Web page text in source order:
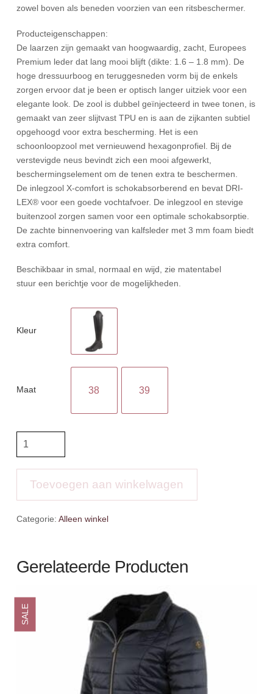
zowel boven als beneden voorzien van een ritsbeschermer.
Producteigenschappen:
De laarzen zijn gemaakt van hoogwaardig, zacht, Europees
Premium leder dat lang mooi blijft (dikte: 1.6 – 1.8 mm). De
hoge dressuurboog en teruggesneden vorm bij de enkels
zorgen ervoor dat je been er optisch langer uitziek voor een
elegante look. De zool is dubbel geïnjecteerd in twee tonen, is
gemaakt van zeer slijtvast TPU en is aan de zijkanten subtiel
opgehoogd voor extra bescherming. Het is een
schoonloopzool met vernieuwend hexagonprofiel. Bij de
verstevigde neus bevindt zich een mooi afgewerkt,
beschermingselement om de tenen extra te beschermen.
De inlegzool X-comfort is schokabsorberend en bevat DRI-
LEX® voor een goede vochtafvoer. De inlegzool en stevige
buitenzool zorgen samen voor een optimale schokabsorptie.
De zachte binnenvoering van kalfsleder met 3 mm foam biedt
extra comfort.
Beschikbaar in smal, normaal en wijd, zie matentabel
stuur een berichtje voor de mogelijkheden.
Kleur
Maat 38 39
AngelesToevoegen aan winkelwagen
Categorie: Alleen winkel
Gerelateerde Producten
SALE